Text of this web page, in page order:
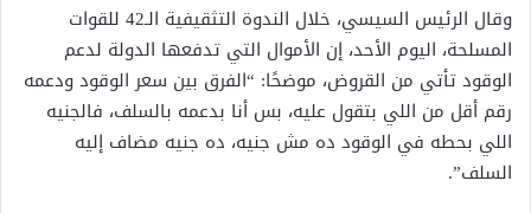
وقال الرئيس السيسي، خلال الندوة التثقيفية الـ42 للقوات
المسلحة، اليوم الأحد، إن الأموال التي تدفعها الدولة لدعم
الوقود تأتي من القروض، موضحًا: “الفرق بين سعر الوقود ودعمه
رقم أقل من اللي بتقول عليه، بس أنا بدعمه بالسلف، فالجنيه
اللي بحطه في الوقود ده مش جنيه، ده جنيه مضاف إليه
السلف”.